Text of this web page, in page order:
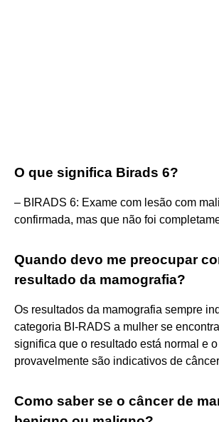
O que significa Birads 6?
– BIRADS 6: Exame com lesão com
confirmada, mas que não foi
Quando devo me preocupar
resultado da mamografia?
Os resultados da mamografia sempre
categoria BI-RADS a mulher se
significa que o resultado está normal e
provavelmente são indicativos de
Como saber se o câncer de